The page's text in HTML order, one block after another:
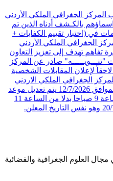
المركز الجغرافي الملكي الأردني
بالكـشف أدناه الذين تم
في (اختبار تقييم الكفايات +
الجغرافي الملكي الأردني
تفاهم تهدف إلى تعزيز التعاون
"تنـــويـــــه" صادر عن المركز
لإعلان المقابلات الشخصية
الجغرافي الملكي الاردني
على صفحته الرسمية يوم الأحد الموافق 12/7/2026 يتم تعديل موعد
بدء المقابلات الشخصية لتبدء الساعة 9 صباحا بدلا من الساعة 11
العلوم الجغرافية والفضائية